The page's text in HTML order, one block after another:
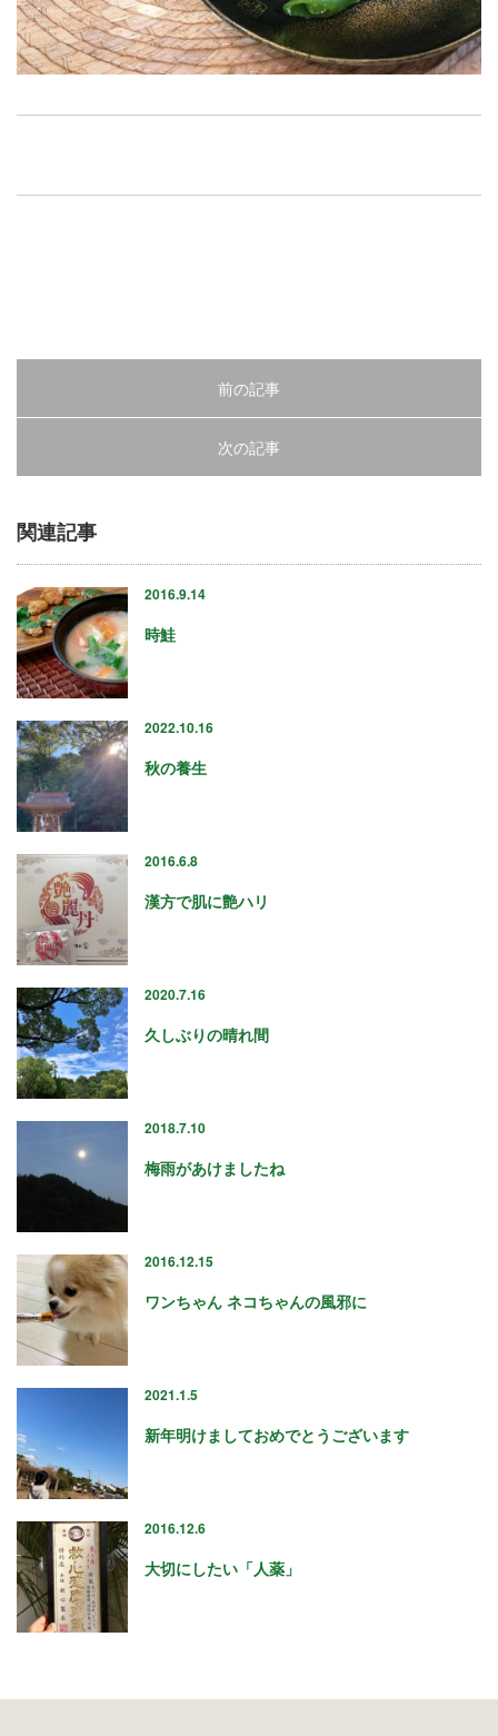
前の記事
次の記事
関連記事
2016.9.14
時鮭
2022.10.16
秋の養生
2016.6.8
漢方で肌に艶ハリ
2020.7.16
久しぶりの晴れ間
2018.7.10
梅雨があけましたね
2016.12.15
ワンちゃん ネコちゃんの風邪に
2021.1.5
新年明けましておめでとうございます
2016.12.6
大切にしたい「人薬」
2023年9月
2023年8月
2023年7月
2023年5月
2023年2月
2022年8月
2022年6月
2022年1月
2021年10月
2021年9月
2021年8月
2021年7月
2021年5月
2021年4月
2021年3月
2021年2月
2020年12月
2020年11月
2020年10月
2020年9月
2020年7月
2020年6月
2020年5月
2020年4月
2020年2月
2020年1月
2019年12月
2019年9月
2019年8月
2019年7月
2019年6月
2019年4月
2019年3月
2019年2月
2019年1月
2018年11月
2018年10月
2018年9月
2018年8月